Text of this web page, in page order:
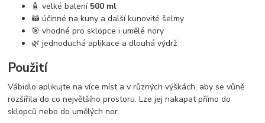
🧴 velké balení 500 ml
🦝 účinné na kuny a další kunovité šelmy
🎯 vhodné pro sklopce i umělé nory
🌿 jednoduchá aplikace a dlouhá výdrž
Použití
Vábidlo aplikujte na více míst a v různých výškách, aby se vůně
rozšířila do co největšího prostoru. Lze jej nakapat přímo do
sklopců nebo do umělých nor.